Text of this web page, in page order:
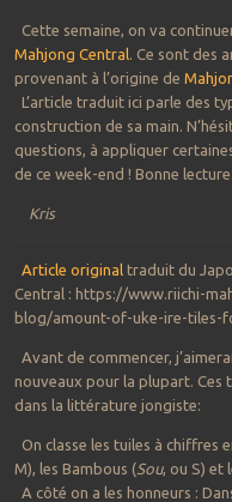
Cette semaine, on va
Mahjong Central . Ce sont des
provenant à l’origine de
L’article traduit ici parle des
construction de sa main.
questions, à appliquer
de ce week-end ! Bonne lecture
Kris
Article original traduit du
Central : https://www.riichi-
blog/amount-of-uke-ire-tiles-
Avant de commencer,
nouveaux pour la plupart. Ces
dans la littérature jongiste:
On classe les tuiles à chiffres
M), les Bambous (Sou, ou S) et
A côté on a les honneurs :